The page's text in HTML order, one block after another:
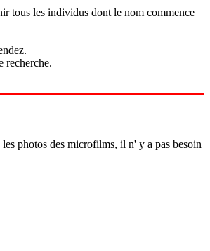
tous les individus dont le nom commence
recherche.
photos des microfilms, il n' y a pas besoin